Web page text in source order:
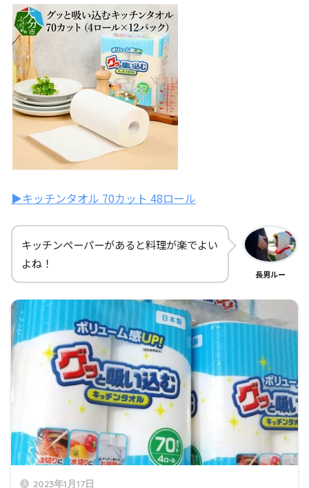
▶キッチンタオル 70カット 48ロール
キッチンペーパーがあると料理が楽でよい
よね！
長男ルー
2023年1月17日